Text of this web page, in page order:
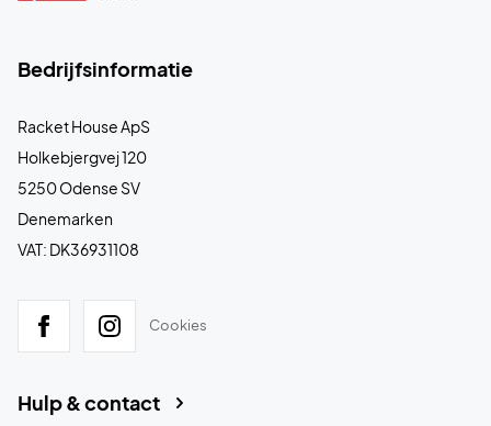
Bedrijfsinformatie
Racket House ApS
Holkebjergvej 120
5250 Odense SV
Denemarken
VAT: DK36931108
Cookies
Hulp & contact